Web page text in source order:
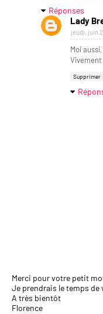
Réponses
Lady
jeudi, juin
Moi
Vivement
Supprimer
Merci pour votre petit
Je prendrais le temps
A très bientôt
Florence